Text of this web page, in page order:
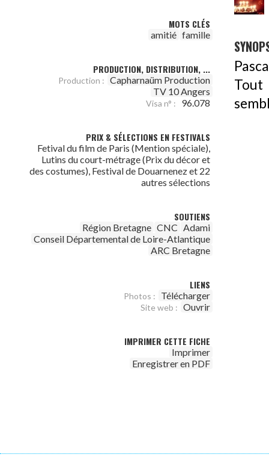
MOTS CLÉS
amitié famille
PRODUCTION, DISTRIBUTION, ...
Production : Capharnaüm Production
TV 10 Angers
Visa n° : 96.078
PRIX & SÉLECTIONS EN FESTIVALS
Fetival du film de Paris (Mention spéciale),
Lutins du court-métrage (Prix du décor et
des costumes), Festival de Douarnenez et 22
autres sélections
SOUTIENS
Région Bretagne CNC Adami
Conseil Départemental de Loire-Atlantique
ARC Bretagne
LIENS
Photos : Télécharger
Site web : Ouvrir
IMPRIMER CETTE FICHE
Imprimer
Enregistrer en PDF
Tout